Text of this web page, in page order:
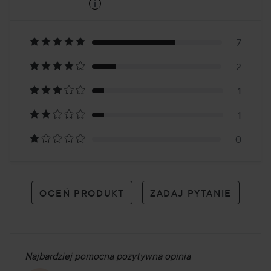
Oparte
na
11
opiniach
i
7
2
1
1
0
OCEŃ PRODUKT ZADAJ PYTANIE
Najbardziej pomocna pozytywna opinia